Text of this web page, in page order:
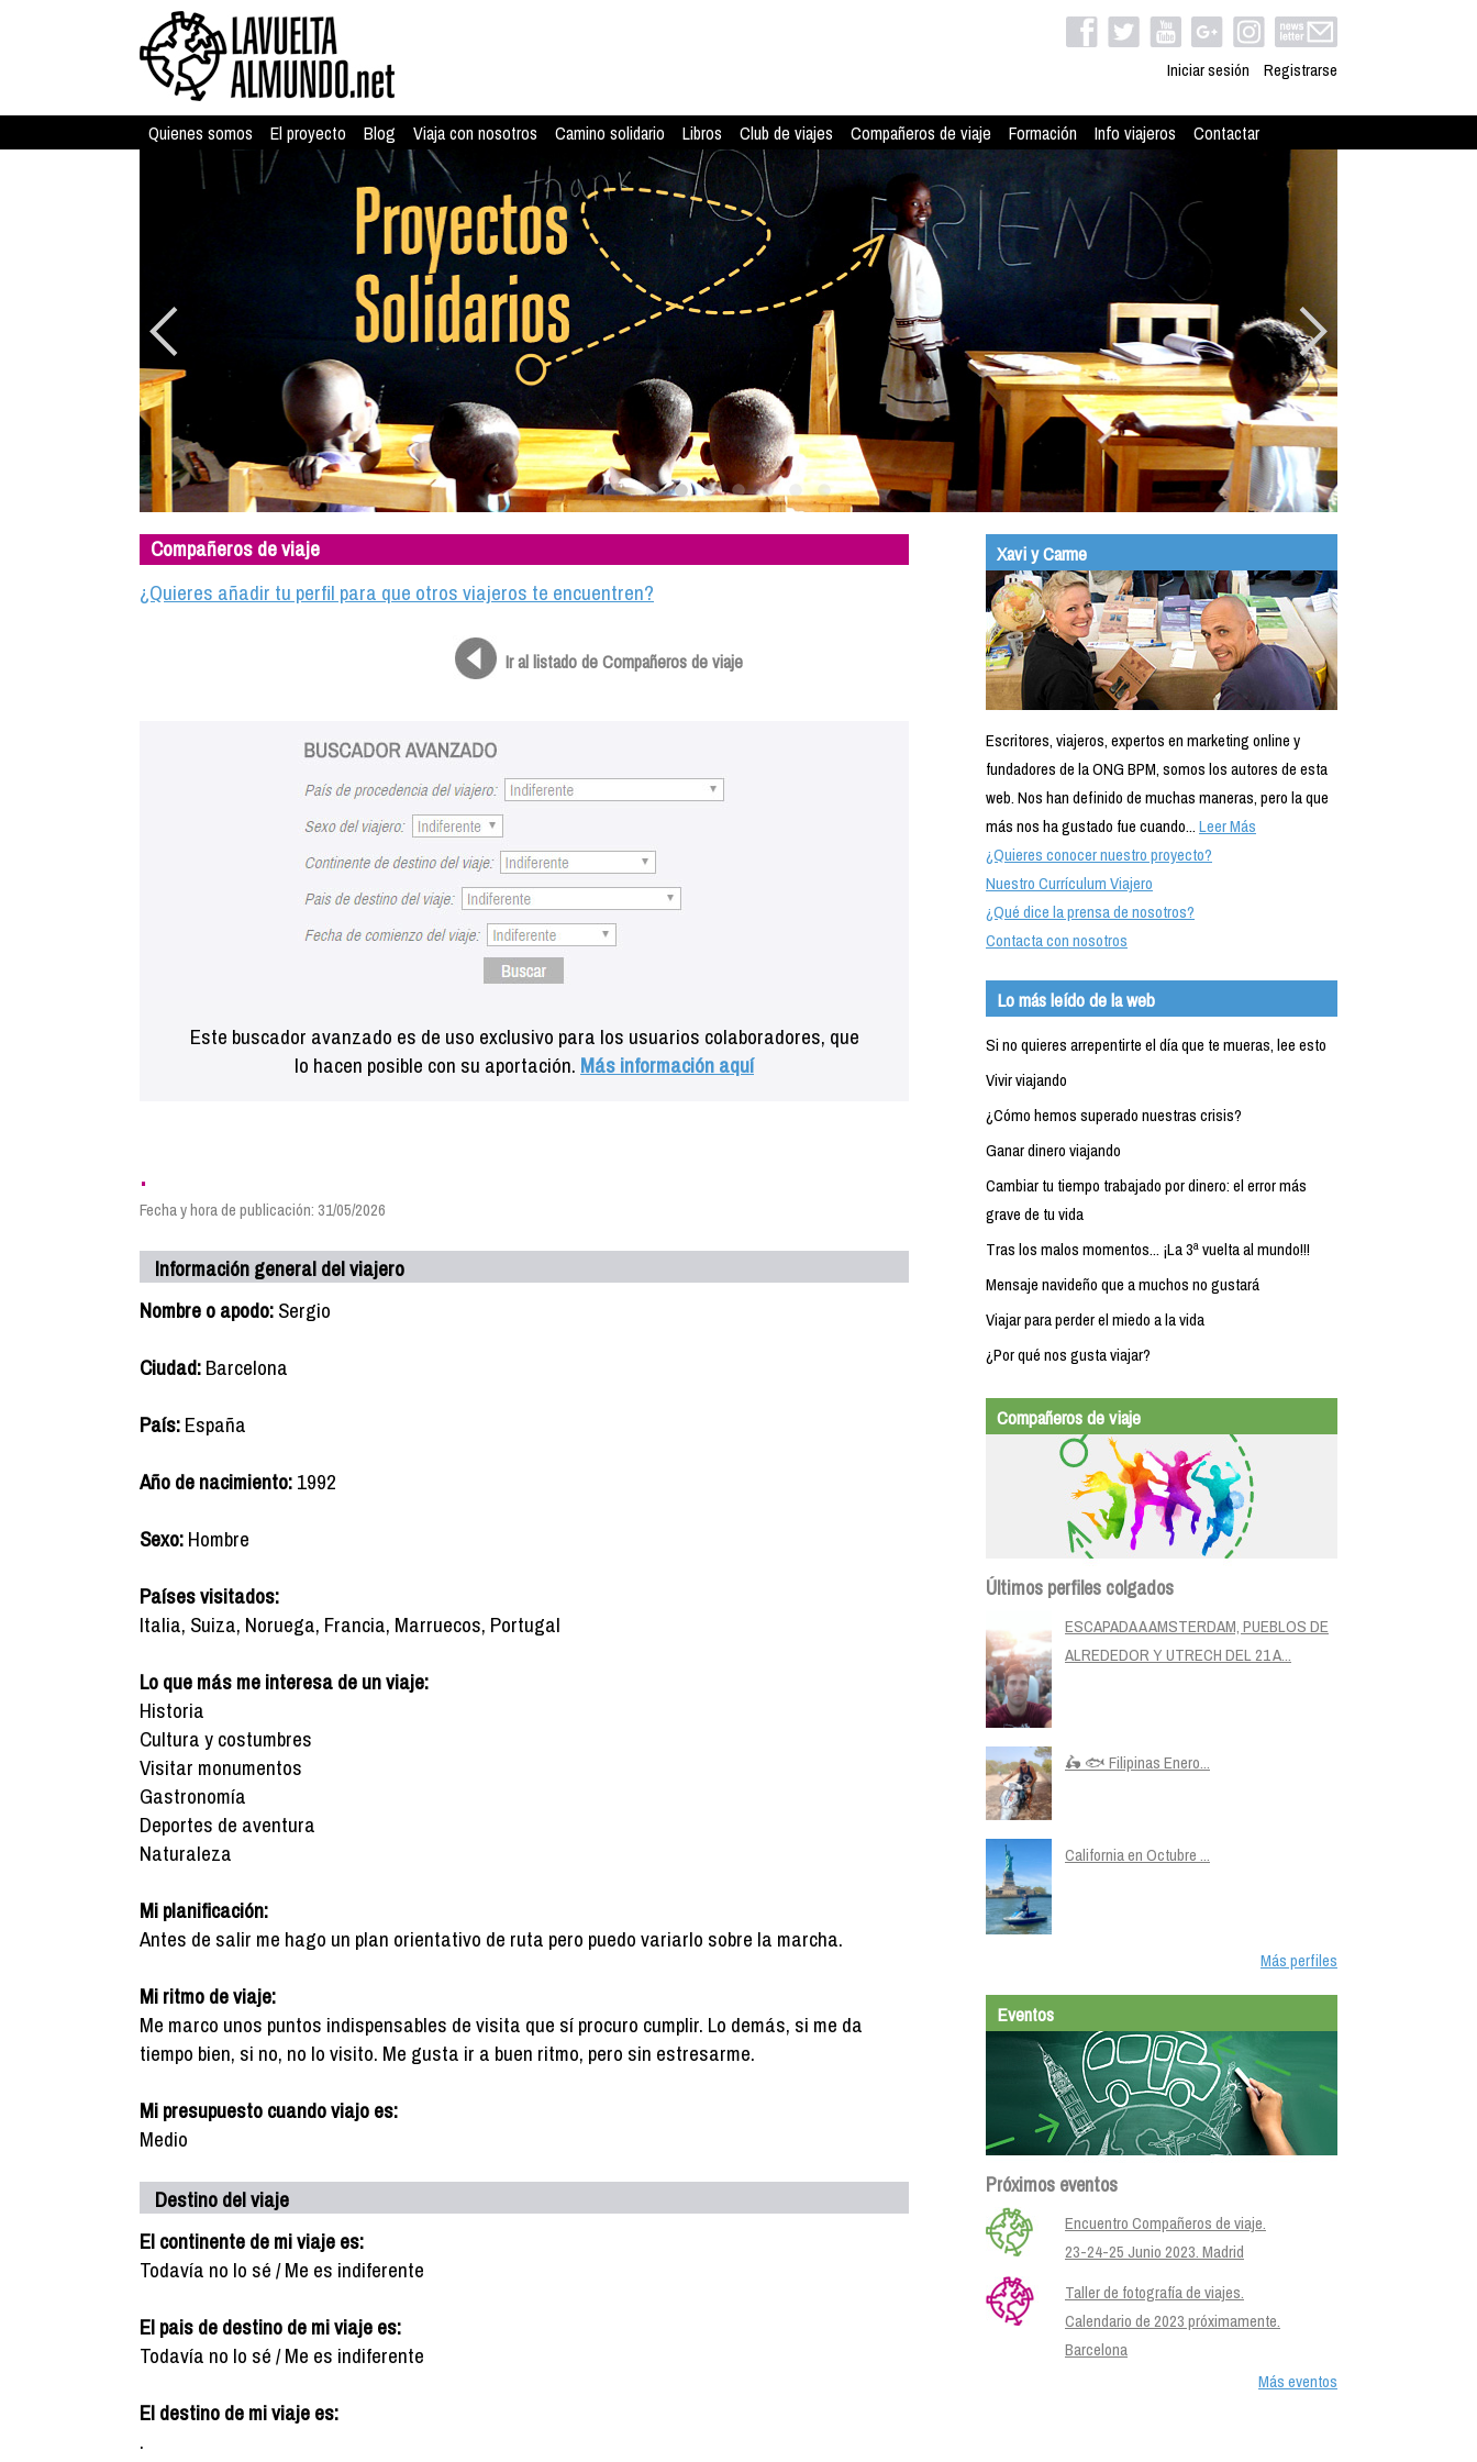
Iniciar sesión Registrarse
Quienes somos El proyecto Blog Viaja con nosotros Camino solidario Libros Club de viajes Compañeros de viaje Formación Info viajeros Contactar
Compañeros de viaje
¿Quieres añadir tu perfil para que otros viajeros te encuentren?
Ir al listado de Compañeros de viaje
Este buscador avanzado es de uso exclusivo para los usuarios colaboradores, que
lo hacen posible con su aportación. Más información aquí
.
Fecha y hora de publicación: 31/05/2026
Información general del viajero
Nombre o apodo:Sergio
Ciudad:Barcelona
País:España
Año de nacimiento:1992
Sexo:Hombre
Países visitados:
Italia, Suiza, Noruega, Francia, Marruecos, Portugal
Lo que más me interesa de un viaje:
Historia
Cultura y costumbres
Visitar monumentos
Gastronomía
Deportes de aventura
Naturaleza
Mi planificación:
Antes de salir me hago un plan orientativo de ruta pero puedo variarlo sobre la marcha.
Mi ritmo de viaje:
Me marco unos puntos indispensables de visita que sí procuro cumplir. Lo demás, si me da
tiempo bien, si no, no lo visito. Me gusta ir a buen ritmo, pero sin estresarme.
Mi presupuesto cuando viajo es:
Medio
Destino del viaje
El continente de mi viaje es:
Todavía no lo sé / Me es indiferente
El pais de destino de mi viaje es:
Todavía no lo sé / Me es indiferente
El destino de mi viaje es:
.
Xavi y Carme
Escritores, viajeros, expertos en marketing online y
fundadores de la ONG BPM, somos los autores de esta
web. Nos han definido de muchas maneras, pero la que
más nos ha gustado fue cuando...Leer Más
¿Quieres conocer nuestro proyecto?
Nuestro Currículum Viajero
¿Qué dice la prensa de nosotros?
Contacta con nosotros
Lo más leído de la web
Si no quieres arrepentirte el día que te mueras, lee esto
Vivir viajando
¿Cómo hemos superado nuestras crisis?
Ganar dinero viajando
Cambiar tu tiempo trabajado por dinero: el error más
grave de tu vida
Tras los malos momentos... ¡La 3ª vuelta al mundo!!!
Mensaje navideño que a muchos no gustará
Viajar para perder el miedo a la vida
¿Por qué nos gusta viajar?
Compañeros de viaje
Últimos perfiles colgados
ESCAPADA A AMSTERDAM, PUEBLOS DE
ALREDEDOR Y UTRECH DEL 21 A...
🛵 🐟 Filipinas Enero...
California en Octubre ...
Más perfiles
Eventos
Próximos eventos
Encuentro Compañeros de viaje.
23-24-25 Junio 2023. Madrid
Taller de fotografía de viajes.
Calendario de 2023 próximamente.
Barcelona
Más eventos